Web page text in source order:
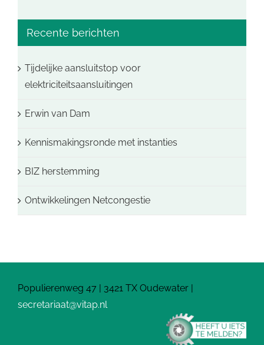
Recente berichten
Tijdelijke aansluitstop voor
elektriciteitsaansluitingen
Erwin van Dam
Kennismakingsronde met instanties
BIZ herstemming
Ontwikkelingen Netcongestie
Populierenweg 47 | 3421 TX Oudewater |
secretariaat@vitap.nl